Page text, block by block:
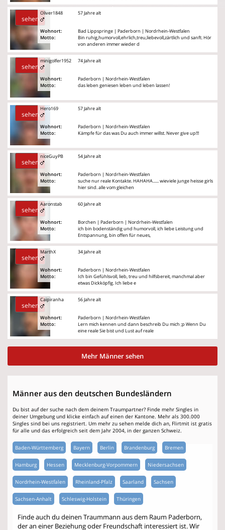
sehen
Oliver1848
Wohnort:
Motto:
57 Jahre alt
Bad Lippspringe | Paderborn | Nordrhein-Westfalen
Bin ruhig,humorvoll,ehrlich,treu,liebevoll,zärtlich und sanft. Hör
von anderen immer wieder d
sehen
minigolfer1952
Wohnort:
Motto:
74 Jahre alt
Paderborn | Nordrhein-Westfalen
das leben geniesen leben und leben lassen!
sehen
Hero169
Wohnort:
Motto:
57 Jahre alt
Paderborn | Nordrhein-Westfalen
Kämpfe für das was Du auch immer willst. Never give up!!!
sehen
niceGuyPB
Wohnort:
Motto:
54 Jahre alt
Paderborn | Nordrhein-Westfalen
suche nur reale Kontakte. HAHAHA...... wieviele junge heisse girls
hier sind. alle vom gleichen
sehen
Aaronstab
Wohnort:
Motto:
60 Jahre alt
Borchen | Paderborn | Nordrhein-Westfalen
ich bin bodenständig und humorvoll, ich liebe Leistung und
Entspannung, bin offen für neues,
sehen
MarthX
Wohnort:
Motto:
34 Jahre alt
Paderborn | Nordrhein-Westfalen
Ich bin Gefühlsvoll, lieb, treu und hilfsbereit, manchmal aber
etwas Dickköpfig. Ich liebe e
sehen
Caipiranha
Wohnort:
Motto:
56 Jahre alt
Paderborn | Nordrhein-Westfalen
Lern mich kennen und dann beschreib Du mich ;p Wenn Du
eine reale Sie bist und Lust auf reale
Mehr Männer sehen
Männer aus den deutschen Bundesländern
Du bist auf der suche nach dem deinem Traumpartner? Finde mehr Singles in
deiner Umgebung und klicke einfach auf einen der Kantone. Mehr als 300.000
Singles sind bei uns registriert. Um mehr zu sehen melde dich an, Flirtmit ist gratis
für alle und das erfolgreich seit dem Jahr 2004, in der ganzen Schweiz.
Baden-Württemberg Bayern Berlin Brandenburg Bremen
Hamburg Hessen Mecklenburg-Vorpommern Niedersachsen
Nordrhein-Westfalen Rheinland-Pfalz Saarland Sachsen
Sachsen-Anhalt Schleswig-Holstein Thüringen
Finde auch du deinen Traummann aus dem Raum Paderborn,
der an einer Beziehung oder Freundschaft interessiert ist. Wir